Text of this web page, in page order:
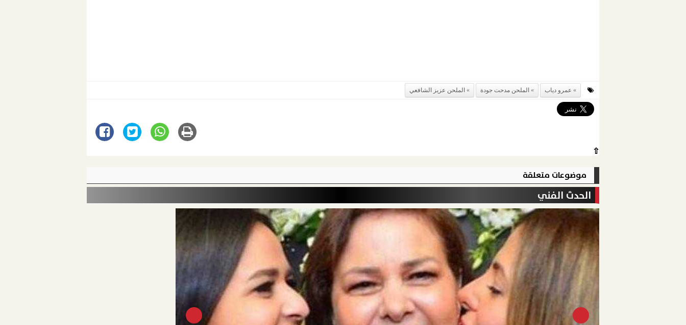
عمرو دياب الملحن مدحت جودة الملحن عزيز الشافعي
⇧
موضوعات متعلقة
الحدث الفني